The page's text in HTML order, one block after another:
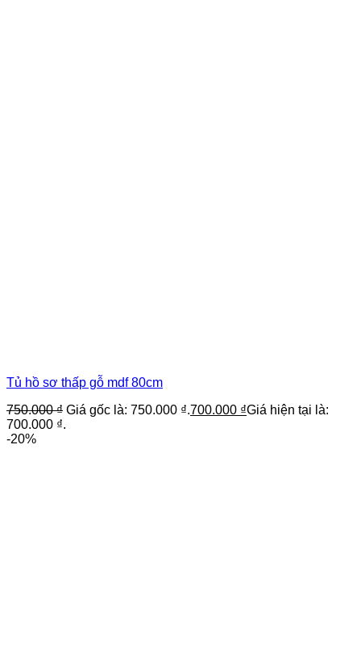
Tủ hồ sơ thấp gỗ mdf 80cm
750.000₫ Giá gốc là: 750.000 ₫.700.000 ₫Giá hiện tại là:
700.000 ₫.
-20%